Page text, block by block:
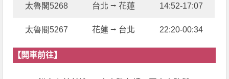
太魯閣5268 台北 ⭢ 花蓮 14:52-17:07
太魯閣5267 花蓮 ⭢ 台北 22:20-00:34
【開車前往】